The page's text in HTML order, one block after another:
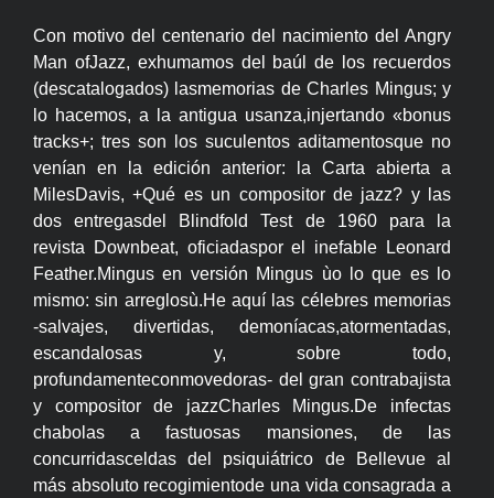
Con motivo del centenario del nacimiento del Angry
Man ofJazz, exhumamos del baúl de los recuerdos
(descatalogados) lasmemorias de Charles Mingus; y
lo hacemos, a la antigua usanza,injertando «bonus
tracks+; tres son los suculentos aditamentosque no
venían en la edición anterior: la Carta abierta a
MilesDavis, +Qué es un compositor de jazz? y las
dos entregasdel Blindfold Test de 1960 para la
revista Downbeat, oficiadaspor el inefable Leonard
Feather.Mingus en versión Mingus ùo lo que es lo
mismo: sin arreglosù.He aquí las célebres memorias
-salvajes, divertidas, demoníacas,atormentadas,
escandalosas y, sobre todo,
profundamenteconmovedoras- del gran contrabajista
y compositor de jazzCharles Mingus.De infectas
chabolas a fastuosas mansiones, de las
concurridasceldas del psiquiátrico de Bellevue al
más absoluto recogimientode una vida consagrada a